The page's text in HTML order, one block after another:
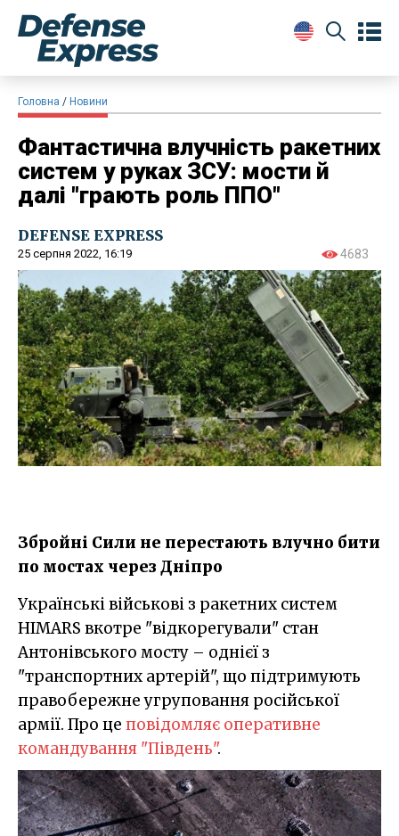
Головна Новини
Фантастична влучність ракетних
систем у руках ЗСУ: мости й
далі "грають роль ППО"
DEFENSE EXPRESS
25 серпня 2022, 16:19 4683
Збройні Сили не перестають влучно бити
по мостах через Дніпро
Українські військові з ракетних систем
HIMARS вкотре "відкорегували" стан
Антонівського мосту – однієї з
"транспортних артерій", що підтримують
правобережне угруповання російської
армії. Про це повідомляє оперативне
командування "Південь".